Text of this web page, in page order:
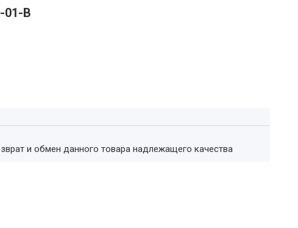
01-B
и обмен данного товара надлежащего качества